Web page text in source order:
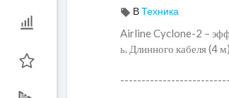
ВТехника
Airline Cyclone-2 –
ь. Длинного кабеля (4